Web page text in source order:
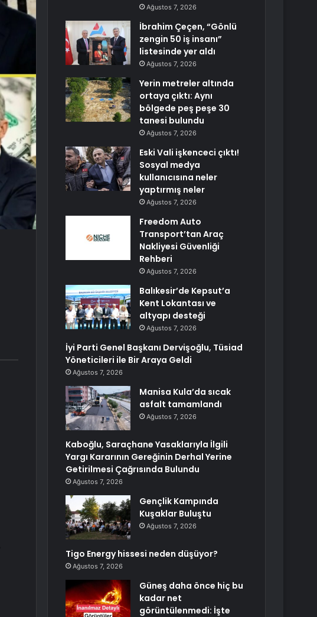
Ağustos 7, 2026
İbrahim Çeçen, “Gönlü
zengin 50 iş insanı”
listesinde yer aldı
Ağustos 7, 2026
Yerin metreler altında
ortaya çıktı: Aynı
bölgede peş peşe 30
tanesi bulundu
Ağustos 7, 2026
Eski Vali işkenceci çıktı!
Sosyal medya
kullanıcısına neler
yaptırmış neler
Ağustos 7, 2026
Freedom Auto
Transport’tan Araç
Nakliyesi Güvenliği
Rehberi
Ağustos 7, 2026
Balıkesir’de Kepsut’a
Kent Lokantası ve
altyapı desteği
Ağustos 7, 2026
İyi Parti Genel Başkanı Dervişoğlu, Tüsiad
Yöneticileri ile Bir Araya Geldi
Ağustos 7, 2026
Manisa Kula’da sıcak
asfalt tamamlandı
Ağustos 7, 2026
Kaboğlu, Saraçhane Yasaklarıyla İlgili
Yargı Kararının Gereğinin Derhal Yerine
Getirilmesi Çağrısında Bulundu
Ağustos 7, 2026
Gençlik Kampında
Kuşaklar Buluştu
Ağustos 7, 2026
Tigo Energy hissesi neden düşüyor?
Ağustos 7, 2026
Güneş daha önce hiç bu
kadar net
görüntülenmedi: İşte